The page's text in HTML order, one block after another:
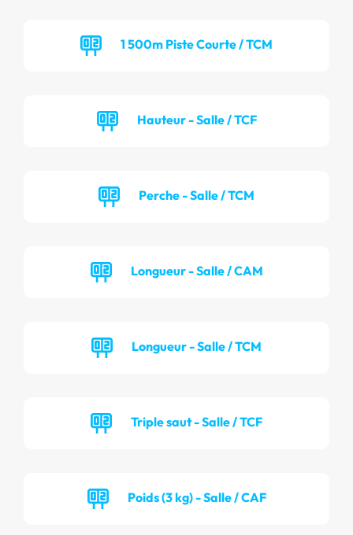
1 500m Piste Courte / TCM
Hauteur - Salle / TCF
Perche - Salle / TCM
Longueur - Salle / CAM
Longueur - Salle / TCM
Triple saut - Salle / TCF
Poids (3 kg) - Salle / CAF